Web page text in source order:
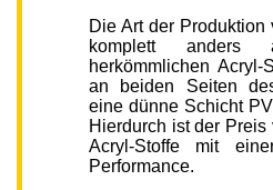
Die Art der
komplett
herkömmlichen Acryl-
an beiden Seiten
eine dünne Schicht
Hierdurch ist der
Acryl-Stoffe mit
Performance.